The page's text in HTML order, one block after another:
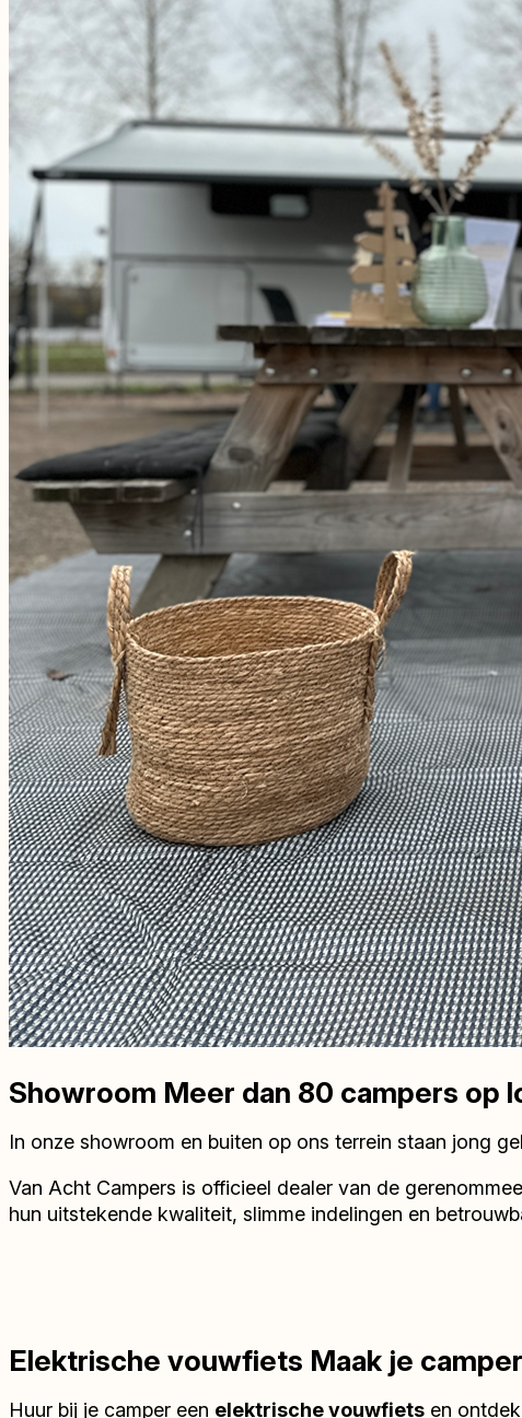
Showroom Meer dan 80 campers op
In onze showroom en buiten op ons terrein staan jong
Van Acht Campers is officieel dealer van de
hun uitstekende kwaliteit, slimme indelingen en
Elektrische vouwfiets Maak je
Huur bij je camper een elektrische vouwfiets en